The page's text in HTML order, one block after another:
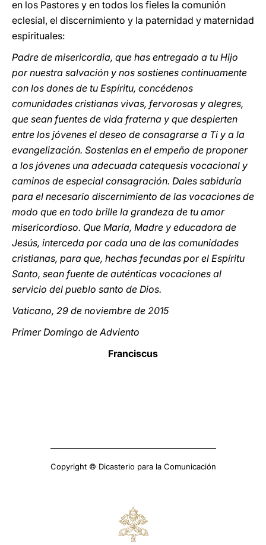
en los Pastores y en todos los fieles la comunión
eclesial, el discernimiento y la paternidad y maternidad
espirituales:
Padre de misericordia, que has entregado a tu Hijo
por nuestra salvación y nos sostienes continuamente
con los dones de tu Espíritu, concédenos
comunidades cristianas vivas, fervorosas y alegres,
que sean fuentes de vida fraterna y que despierten
entre los jóvenes el deseo de consagrarse a Ti y a la
evangelización. Sostenlas en el empeño de proponer
a los jóvenes una adecuada catequesis vocacional y
caminos de especial consagración. Dales sabiduría
para el necesario discernimiento de las vocaciones de
modo que en todo brille la grandeza de tu amor
misericordioso. Que María, Madre y educadora de
Jesús, interceda por cada una de las comunidades
cristianas, para que, hechas fecundas por el Espíritu
Santo, sean fuente de auténticas vocaciones al
servicio del pueblo santo de Dios.
Vaticano, 29 de noviembre de 2015
Primer Domingo de Adviento
Franciscus
Copyright © Dicasterio para la Comunicación